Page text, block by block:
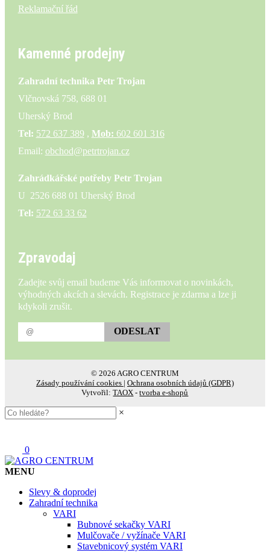
Reklamační řád
Kamenné prodejny
Zahradní technika Petr Trojan
Vlčnovská 758, 688 01
Uherský Brod
Tel: 572 637 389, Mob: 602 601 316
Email: obchod@petrtrojan.cz
Zahrádkářské potřeby Petr Trojan
U 2526 688 01 Uherský Brod
Tel: 572 63 33 62
Zpravodaj
Zadejte svůj email budeme Vás informovat o novinkách,
výhodných akcích a slevách. Registrace je zdarma a lze ji
kdykoli zrušit.
ODESLAT
© 2026 AGRO CENTRUM
Zásady používání cookies | Ochrana osobních údajů (GDPR)
Vytvořil:TAOX -tvorba e-shopů
×
0
MENU
Slevy & doprodej
Zahradní technika
VARI
Bubnové sekačky VARI
Mulčovače / vyžínače VARI
Stavebnicový systém VARI